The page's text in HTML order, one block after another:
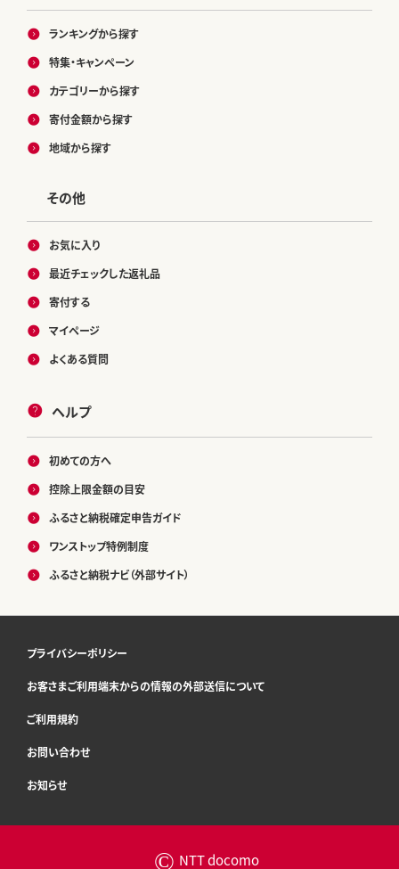
ランキングから探す
特集・キャンペーン
カテゴリーから探す
寄付金額から探す
地域から探す
その他
お気に入り
最近チェックした返礼品
寄付する
マイページ
よくある質問
ヘルプ
初めての方へ
控除上限金額の目安
ふるさと納税確定申告ガイド
ワンストップ特例制度
ふるさと納税ナビ（外部サイト）
プライバシーポリシー
お客さまご利用端末からの情報の外部送信について
ご利用規約
お問い合わせ
お知らせ
© NTT docomo